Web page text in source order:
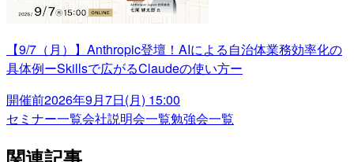
【9/7（月）】Anthropic登壇！AIによる自治体業務効率化の
具体例ーSkillsで広がるClaudeの使い方ー
開催前2026年9月7日(月) 15:00
セミナー一覧会社説明会一覧勉強会一覧